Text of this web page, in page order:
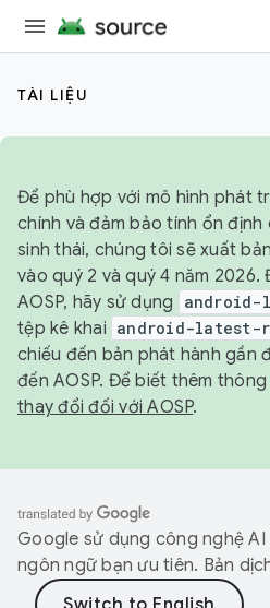
TÀI LIỆU
Để phù hợp với mô hình phát
chính và đảm bảo tính ổn
sinh thái, chúng tôi sẽ xuất
vào quý 2 và quý 4 năm
AOSP, hãy sử dụng
android-
tệp kê khai android-latest-
chiếu đến bản phát hành gần
đến AOSP. Để biết thêm
thay đổi đối với AOSP.
Google sử dụng công nghệ
ngôn ngữ bạn ưu tiên. Bản